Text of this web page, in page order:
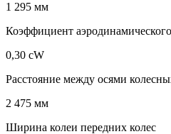
1 295 мм
Коэффициент
0,30 cW
Расстояние между осями
2 475 мм
Ширина колеи передних колес